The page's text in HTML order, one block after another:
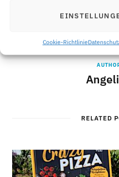
Cookie-Richtlinie
RELATED